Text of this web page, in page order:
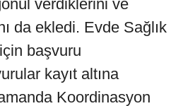
verdiklerini ve
da ekledi. Evde Sağlık
başvuru
kayıt altına
Koordinasyon